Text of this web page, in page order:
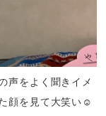
声をよく聞きイメ
顔を見て大笑い☺